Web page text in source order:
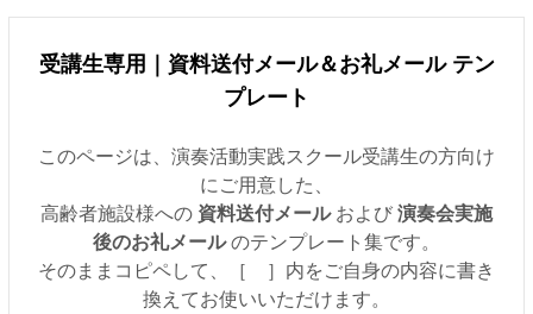
受講生専用｜資料送付メール＆お礼メール テン
プレート
このページは、演奏活動実践スクール受講生の方向け
にご用意した、
高齢者施設様への 資料送付メールおよび演奏会実施
後のお礼メールのテンプレート集です。
そのままコピペして、［ ］内をご自身の内容に書き
換えてお使いいただけます。